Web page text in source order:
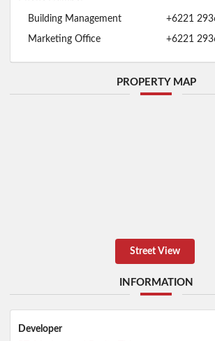
Building Management +6221
Marketing Office +6221
PROPERTY MAP
Street View
INFORMATION
Developer